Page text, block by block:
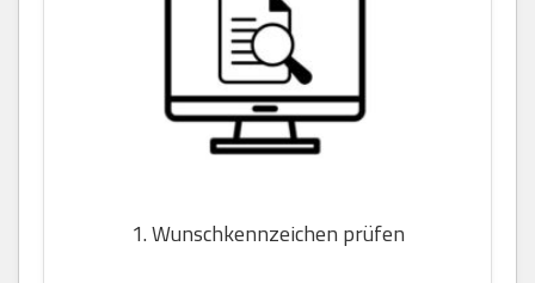
1. Wunschkennzeichen prüfen